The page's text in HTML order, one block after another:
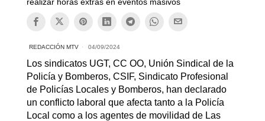
REDACCIÓN MTV 04/09/2024
Los sindicatos UGT, CC OO, Unión Sindical de la
Policía y Bomberos, CSIF, Sindicato Profesional
de Policías Locales y Bomberos, han declarado
un conflicto laboral que afecta tanto a la Policía
Local como a los agentes de movilidad de Las